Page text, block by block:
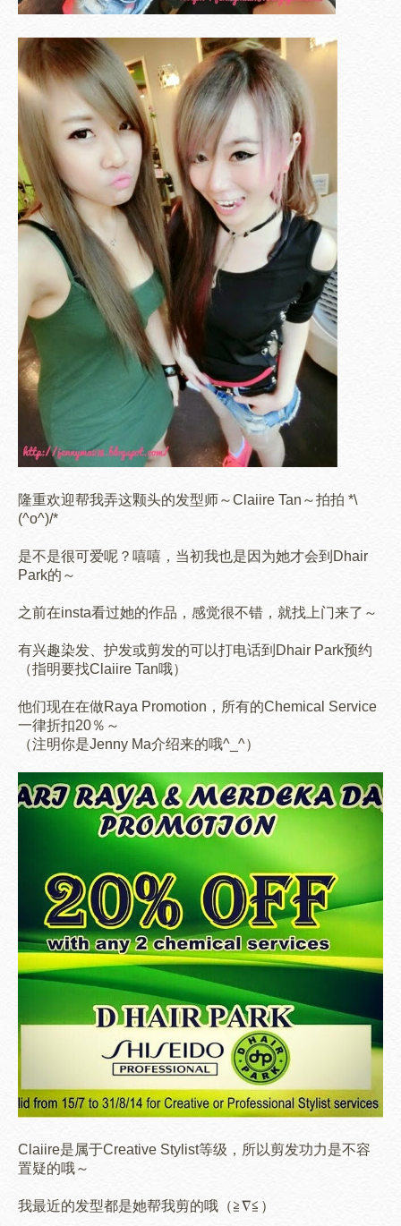
隆重欢迎帮我弄这颗头的发型师～Claiire Tan～拍拍 *\
(^o^)/*
是不是很可爱呢？嘻嘻，当初我也是因为她才会到Dhair
Park的～
之前在insta看过她的作品，感觉很不错，就找上门来了～
有兴趣染发、护发或剪发的可以打电话到Dhair Park预约
（指明要找Claiire Tan哦）
他们现在在做Raya Promotion，所有的Chemical Service
一律折扣20％～
（注明你是Jenny Ma介绍来的哦^_^）
Claiire是属于Creative Stylist等级，所以剪发功力是不容
置疑的哦～
我最近的发型都是她帮我剪的哦（≧∇≦）